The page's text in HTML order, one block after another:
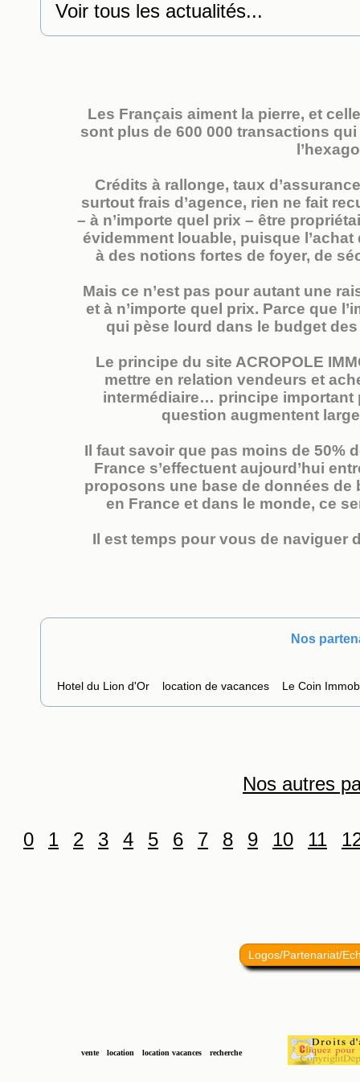
Voir tous les actualités...
Les Français aiment la pierre, et
sont plus de 600 000 transactions
Crédits à rallonge, taux
surtout frais d’agence, rien ne fait
– à n’importe quel prix – être
évidemment louable, puisque
à des notions fortes de foyer, de
Mais ce n’est pas pour autant une
et à n’importe quel prix. Parce que
qui pèse lourd dans le budget
Le principe du site ACROPOLE
mettre en relation vendeurs et
intermédiaire… principe important
question augmentent
Il faut savoir que pas moins de 50%
France s’effectuent aujourd’hui
proposons une base de données de
en France et dans le monde, ce
Il est temps pour vous de naviguer
Nos
Hotel du Lion d'Or location de vacances Le Coin
Nos autres
0 1 2 3 4 5 6 7 8 9 10 11
Logos/Partenariat/
vente location location vacances recherche